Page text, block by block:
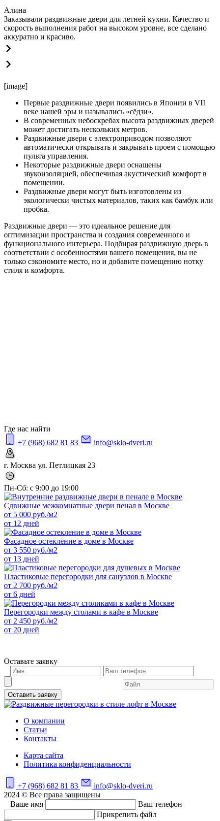
Алина
Заказывали раздвижные двери для летней кухни. Качество и
скорость выполнения работ на высоком уровне, все сделано
аккуратно и красиво.
[image]
Первые раздвижные двери появились в Японии в VII
веке нашей эры и назывались «сёдзи».
В современных небоскребах высота раздвижных дверей
может достигать нескольких метров.
Раздвижные двери с электроприводом позволяют
автоматически открывать и закрывать проем с помощью
пульта управления.
Некоторые раздвижные двери оснащены
звукоизоляцией, обеспечивая акустический комфорт в
помещении.
Раздвижные двери могут быть изготовлены из
экологически чистых материалов, таких как бамбук или
пробка.
Раздвижные двери — это идеальное решение для
оптимизации пространства и создания современного и
функционального интерьера. Подбирая раздвижную дверь в
соответствии с особенностями вашего помещения, вы не
только сэкономите место, но и добавите помещению нотку
стиля и комфорта.
Где нас найти
+7 (968) 682 81 83
info@sklo-dveri.ru
г. Москва ул. Петлицкая 23
Пн-Сб: с 9:00 до 19:00
Сдвижные межкомнатные двери пенал в Москве
от 5 000 руб./м2
от 12 дней
Фасадное остекление в доме в Москве
от 3 550 руб./м2
от 13 дней
Пластиковые перегородки для санузлов в Москве
от 2 700 руб./м2
от 6 дней
Перегородки между столами в кафе в Москве
от 2 450 руб./м2
от 20 дней
Оставьте заявку
Оставить заявку
О компании
Статьи
Контакты
Карта сайта
Политика конфиденциальности
+7 (968) 682 81 83
info@sklo-dveri.ru
2024 © Все права защищены
Ваше имя
Ваш телефон
Прикрепить файл